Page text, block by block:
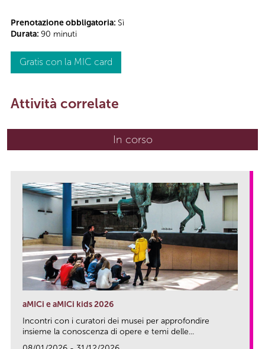
Prenotazione obbligatoria: Sì
Durata: 90 minuti
Gratis con la MIC card
Attività correlate
In corso(scheda attiva)
aMICi e aMICi kids 2026
Incontri con i curatori dei musei per approfondire
insieme la conoscenza di opere e temi delle...